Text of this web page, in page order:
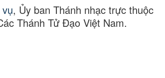
, Ủy ban Thánh nhạc trực thuộc
Thánh Tử Đạo Việt Nam.